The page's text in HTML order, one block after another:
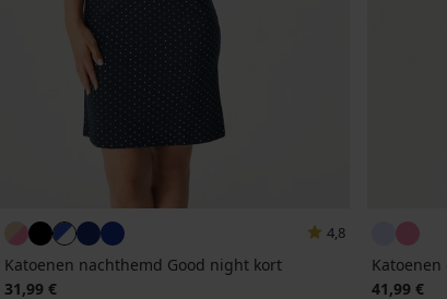
4,8
Katoenen nachthemd Good night kort
31,99 €
41,99 €